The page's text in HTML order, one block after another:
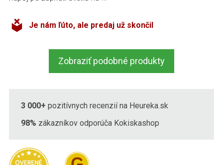
Je nám ľúto, ale predaj už skončil
Zobraziť podobné produkty
3 000+ pozitívnych recenzií na Heureka.sk
98% zákazníkov odporúča Kokiskashop